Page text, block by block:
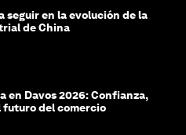
seguir en la evolución de la
de China
en Davos 2026: Confianza,
futuro del comercio